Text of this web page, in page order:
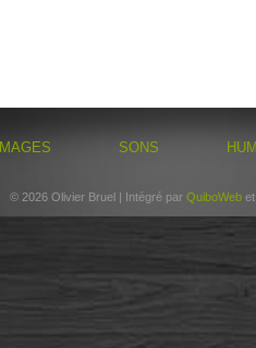
IMAGES SONS
© 2026 Olivier Bruel | Intégré par QuiboWeb